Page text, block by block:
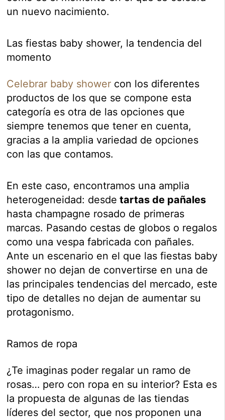
un nuevo nacimiento.
Las fiestas baby shower, la tendencia del
momento
Celebrar baby shower con los diferentes
productos de los que se compone esta
categoría es otra de las opciones que
siempre tenemos que tener en cuenta,
gracias a la amplia variedad de opciones
con las que contamos.
En este caso, encontramos una amplia
heterogeneidad: desde tartas de pañales
hasta champagne rosado de primeras
marcas. Pasando cestas de globos o regalos
como una vespa fabricada con pañales.
Ante un escenario en el que las fiestas baby
shower no dejan de convertirse en una de
las principales tendencias del mercado, este
tipo de detalles no dejan de aumentar su
protagonismo.
Ramos de ropa
¿Te imaginas poder regalar un ramo de
rosas… pero con ropa en su interior? Esta es
la propuesta de algunas de las tiendas
líderes del sector, que nos proponen una